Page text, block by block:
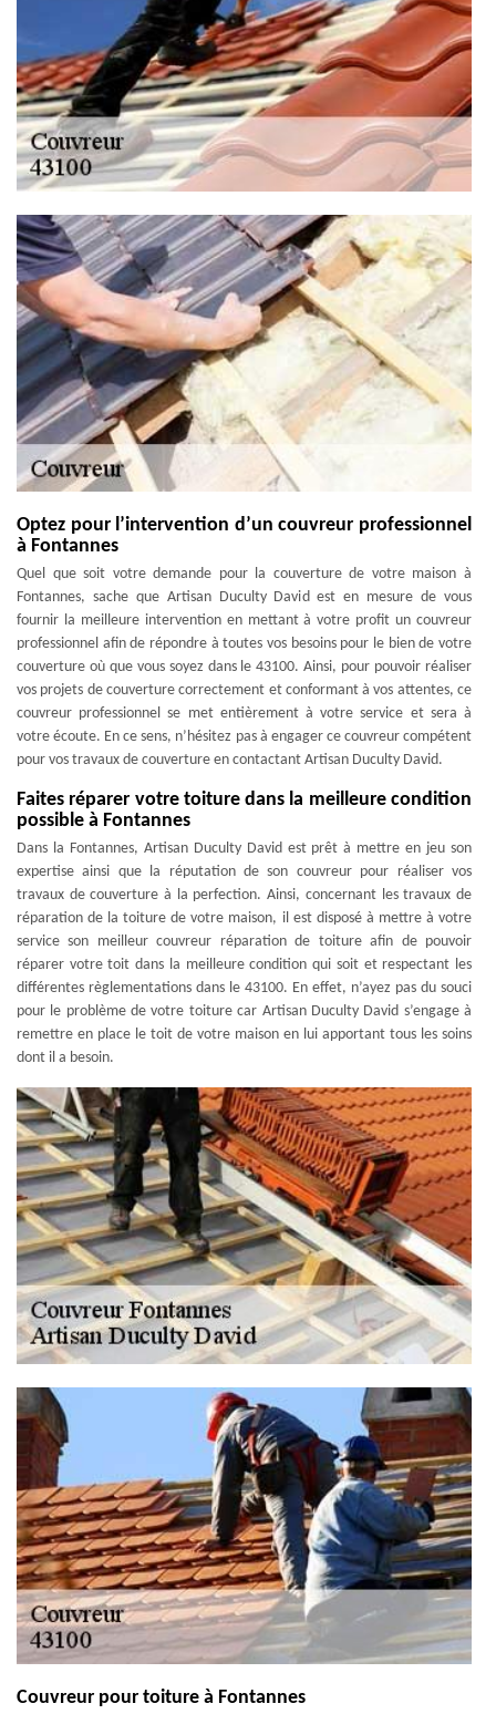
Optez pour l’intervention d’un couvreur professionnel
à Fontannes
Quel que soit votre demande pour la couverture de votre maison à
Fontannes, sache que Artisan Duculty David est en mesure de vous
fournir la meilleure intervention en mettant à votre profit un couvreur
professionnel afin de répondre à toutes vos besoins pour le bien de votre
couverture où que vous soyez dans le 43100. Ainsi, pour pouvoir réaliser
vos projets de couverture correctement et conformant à vos attentes, ce
couvreur professionnel se met entièrement à votre service et sera à
votre écoute. En ce sens, n’hésitez pas à engager ce couvreur compétent
pour vos travaux de couverture en contactant Artisan Duculty David.
Faites réparer votre toiture dans la meilleure condition
possible à Fontannes
Dans la Fontannes, Artisan Duculty David est prêt à mettre en jeu son
expertise ainsi que la réputation de son couvreur pour réaliser vos
travaux de couverture à la perfection. Ainsi, concernant les travaux de
réparation de la toiture de votre maison, il est disposé à mettre à votre
service son meilleur couvreur réparation de toiture afin de pouvoir
réparer votre toit dans la meilleure condition qui soit et respectant les
différentes règlementations dans le 43100. En effet, n’ayez pas du souci
pour le problème de votre toiture car Artisan Duculty David s’engage à
remettre en place le toit de votre maison en lui apportant tous les soins
dont il a besoin.
Couvreur pour toiture à Fontannes